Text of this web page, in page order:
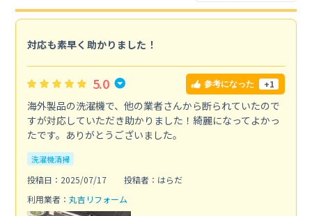
対応も素早く助かりました！
5.0 参考になった +1
海外製品の洗濯機で、他の業者さんから断られていたので
すが対応していただき助かりました！綺麗になってよかっ
たです。ありがとうございました。
洗濯機清掃
投稿日：2025/07/17
投稿者：はらだ
利用業者： 丸吉リフォーム